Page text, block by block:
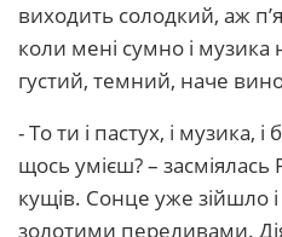
виходить солодкий, аж
коли мені сумно і
густий, темний, наче
- То ти і пастух, і
щось умієш? – засміялась
кущів. Сонце уже зійшло і
золотими переливами.